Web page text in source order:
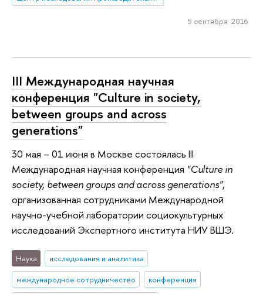
5 сентября 2016
III Международная научная
конференция "Culture in society,
between groups and across
generations"
30 мая – 01 июня в Москве состоялась III
Международная научная конференция "Culture in
society, between groups and across generations",
организованная сотрудниками Международной
научно-учебной лаборатории социокультурных
исследований Экспертного института НИУ ВШЭ.
Наука
исследования и аналитика
международное сотрудничество
конференция